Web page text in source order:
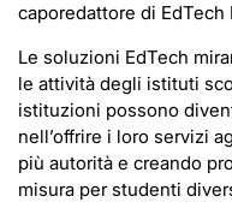
caporedattore di EdTech
Le soluzioni EdTech
le attività degli istituti
istituzioni possono
nell’offrire i loro servizi
più autorità e creando
misura per studenti